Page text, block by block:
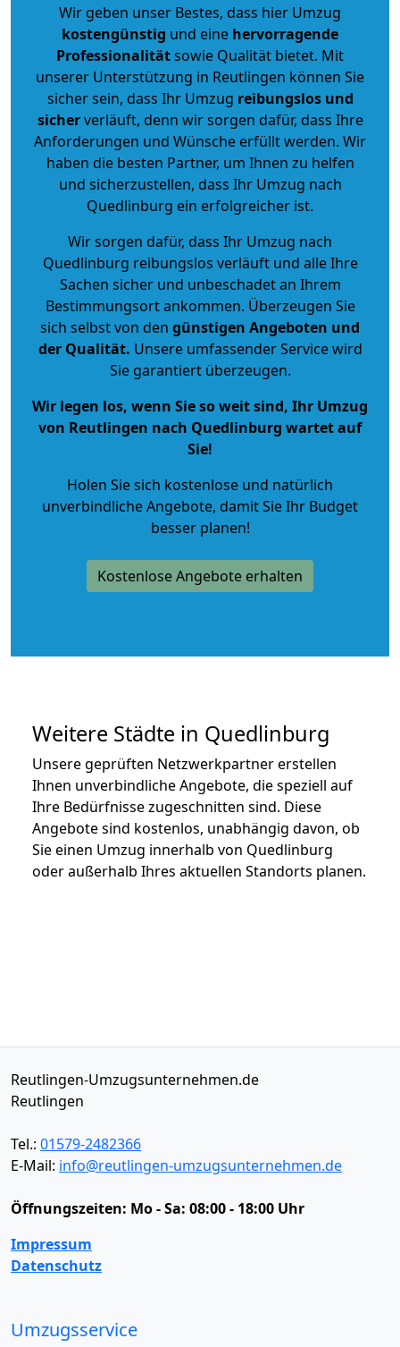
Wir geben unser Bestes, dass hier Umzug
kostengünstig und eine hervorragende
Professionalitätsowie Qualität bietet. Mit
unserer Unterstützung in Reutlingen können Sie
sicher sein, dass Ihr Umzug reibungslos und
sicherverläuft, denn wir sorgen dafür, dass Ihre
Anforderungen und Wünsche erfüllt werden. Wir
haben die besten Partner, um Ihnen zu helfen
und sicherzustellen, dass Ihr Umzug nach
Quedlinburg ein erfolgreicher ist.
Wir sorgen dafür, dass Ihr Umzug nach
Quedlinburg reibungslos verläuft und alle Ihre
Sachen sicher und unbeschadet an Ihrem
Bestimmungsort ankommen. Überzeugen Sie
sich selbst von den günstigen Angeboten und
der Qualität. Unsere umfassender Service wird
Sie garantiert überzeugen.
Wir legen los, wenn Sie so weit sind, Ihr Umzug
von Reutlingen nach Quedlinburg wartet auf
Sie!
Holen Sie sich kostenlose und natürlich
unverbindliche Angebote, damit Sie Ihr Budget
besser planen!
Kostenlose Angebote erhalten
Weitere Städte in Quedlinburg
Unsere geprüften Netzwerkpartner erstellen
Ihnen unverbindliche Angebote, die speziell auf
Ihre Bedürfnisse zugeschnitten sind. Diese
Angebote sind kostenlos, unabhängig davon, ob
Sie einen Umzug innerhalb von Quedlinburg
oder außerhalb Ihres aktuellen Standorts planen.
Reutlingen-Umzugsunternehmen.de
Reutlingen
Tel.: 01579-2482366
E-Mail: info@reutlingen-umzugsunternehmen.de
Öffnungszeiten: Mo - Sa: 08:00 - 18:00 Uhr
Impressum
Datenschutz
Umzugsservice